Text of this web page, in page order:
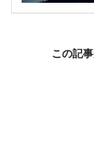
この記